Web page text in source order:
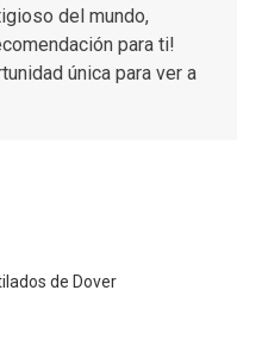
del mundo,
para ti!
única para ver a
de Dover